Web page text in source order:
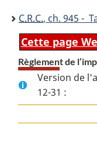
C.R.C., ch. 945 -
Cette page
Règlement de
Version de
12-31 :